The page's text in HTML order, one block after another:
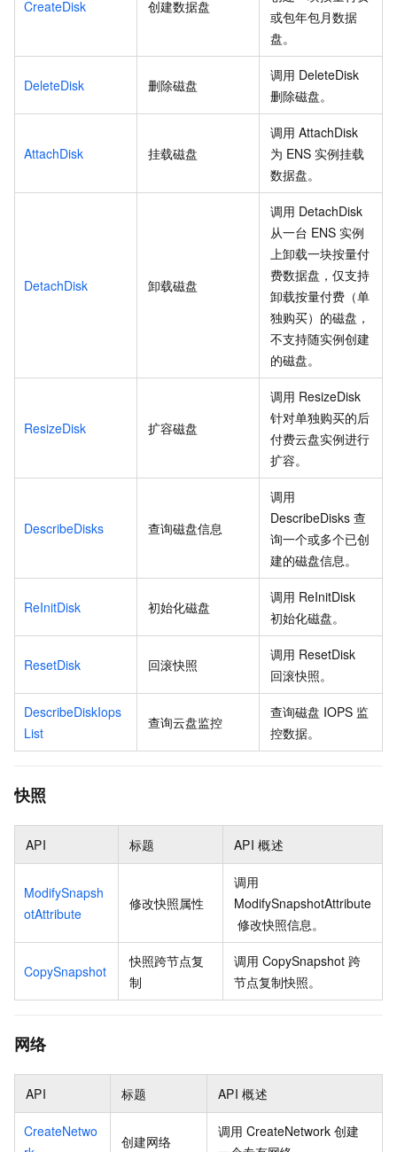
CreateDisk 创建数据盘
或包年包月数据
盘。
DeleteDisk 删除磁盘
调用 DeleteDisk
删除磁盘。
AttachDisk 挂载磁盘
调用 AttachDisk
为 ENS 实例挂载
数据盘。
DetachDisk 卸载磁盘
调用 DetachDisk
从一台 ENS 实例
上卸载一块按量付
费数据盘，仅支持
卸载按量付费（单
独购买）的磁盘，
不支持随实例创建
的磁盘。
ResizeDisk 扩容磁盘
调用 ResizeDisk
针对单独购买的后
付费云盘实例进行
扩容。
DescribeDisks 查询磁盘信息
调用
DescribeDisks 查
询一个或多个已创
建的磁盘信息。
ReInitDisk 初始化磁盘
调用 ReInitDisk
初始化磁盘。
ResetDisk 回滚快照
调用 ResetDisk
回滚快照。
DescribeDiskIops
List
查询云盘监控
查询磁盘 IOPS 监
控数据。
快照
API 标题 API 概述
ModifySnapsh
otAttribute
修改快照属性
调用
ModifySnapshotAttribute
修改快照信息。
CopySnapshot
快照跨节点复
制
调用 CopySnapshot 跨
节点复制快照。
网络
API 标题 API 概述
CreateNetwo
创建网络
调用 CreateNetwork 创建